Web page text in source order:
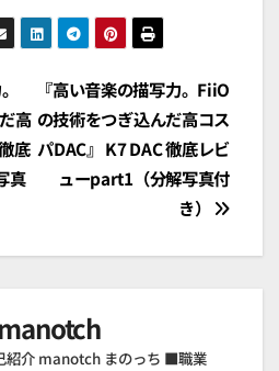
『高い音楽の描写力。FiiO
の技術をつぎ込んだ高コス
パDAC』 K7 DAC 徹底レビ
ューpart1（分解写真付
き）
高
底
真
介 manotch まのっち ■職業